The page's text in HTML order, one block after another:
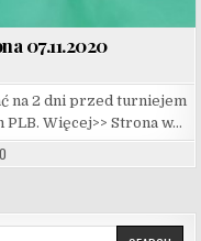
07.11.2020
na 2 dni przed turniejem
Więcej>> Strona w…